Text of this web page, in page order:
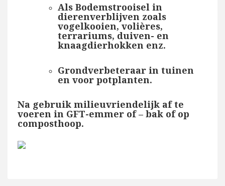
Als Bodemstrooisel in
dierenverblijven zoals
vogelkooien, volières,
terrariums, duiven- en
knaagdierhokken enz.
Grondverbeteraar in tuinen
en voor potplanten.
Na gebruik milieuvriendelijk af te
voeren in GFT-emmer of – bak of op
composthoop.